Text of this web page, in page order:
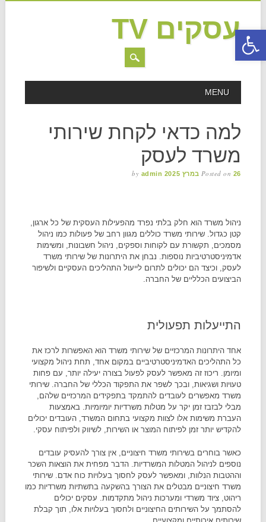
פתח סרגל נגישות
עסקים TV
MAIN MENU
MENU
למה כדאי לקחת שירותי
משרד לעסק
Posted on 26 במרץ 2025 by admin
ניהול משרד הוא חלק בלתי נפרד מהפעילות העסקית של כל ארגון,
קטן כגדול. שירותי משרד כוללים מגוון רחב של פעולות כמו ניהול
מסמכים, תקשורת עם לקוחות וספקים, ניהול חשבונות, ומשימות
אדמיניסטרטיביות נוספות. נבחן את היתרונות של שירותי משרד
לעסק, וכיצד הם יכולים לתרום לייעול התהליכים העסקיים ולשיפור
הביצועים הכלליים של החברה.
התייעלות תפעולית
אחד היתרונות המרכזיים של שירותי משרד הוא האפשרות לרכז את
כל התהליכים האדמיניסטרטיביים במקום אחד, תחת ניהול מקצועי
ומיומן. ריכוז זה מאפשר לעסק לפעול בצורה יעילה יותר, עם פחות
טעויות ושגיאות, ובכך לשפר את התפקוד הכללי של החברה. שירותי
משרד מאפשרים לעובדים להתמקד בתפקידים המרכזיים שלהם,
מבלי לבזבז זמן יקר על מטלות משרדיות יומיומיות. באמצעות
העברת משימות אלו לצוות מקצועי בתחום המשרד, העובדים יכולים
להקדיש יותר זמן לפיתוח המוצר או השירות, לשיווק ולפיתוח עסקי.
כאשר בוחרים בשירותי משרד חיצוניים, אין צורך להעסיק עובדים
נוספים לניהול המטלות המשרדיות. הדבר מפחית את הוצאות השכר
וההטבות הנלוות, ומאפשר לעסק לחסוך בעלויות כוח אדם. שירותי
משרד חיצוניים מבטלים את הצורך בהשקעה בתשתיות משרדיות כמו
ריהוט, ציוד משרדי ומערכות ניהול מתקדמות. עסקים יכולים
להסתמך על השירותים החיצוניים ולחסוך בעלויות אלו, תוך קבלת